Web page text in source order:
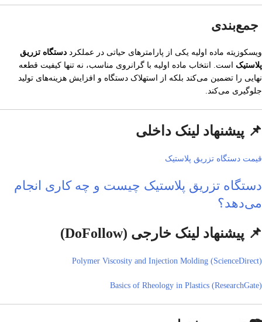
جمع‌بندی
ویسکوزیته ماده اولیه یکی از پارامترهای حیاتی در عملکرد دستگاه تزریق
پلاستیک است. انتخاب ماده اولیه با گرانروی مناسب، نه تنها کیفیت قطعه
نهایی را تضمین می‌کند بلکه از استهلاک دستگاه و افزایش هزینه‌های تولید
جلوگیری می‌کند.
📌 پیشنهاد لینک داخلی
قیمت دستگاه تزریق پلاستیک
دستگاه تزریق پلاستیک چیست و چه کاری انجام
می‌دهد؟
📌 پیشنهاد لینک خارجی (DoFollow)
Polymer Viscosity and Injection Molding (ScienceDirect)
Basics of Rheology in Plastics (ResearchGate)